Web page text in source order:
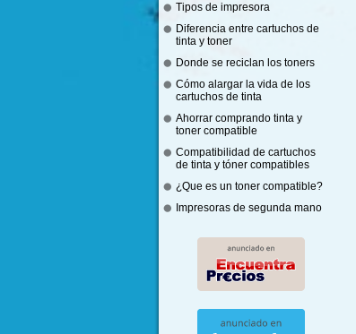
Tipos de impresora
Diferencia entre cartuchos de
tinta y toner
Donde se reciclan los toners
Cómo alargar la vida de los
cartuchos de tinta
Ahorrar comprando tinta y
toner compatible
Compatibilidad de cartuchos
de tinta y tóner compatibles
¿Que es un toner compatible?
Impresoras de segunda mano